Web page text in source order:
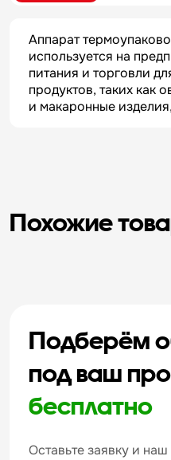
Аппарат
используется на
питания и торговли
продуктов, таких как
и макаронные
Похожие
Подберём
под ваш
бесплатно
Оставьте заявку и